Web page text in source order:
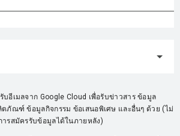
บอีเมลจาก Google Cloud เพื่อรับข่าวสาร ข้อมูล
ตภัณฑ์ ข้อมูลกิจกรรม ข้อเสนอพิเศษ และอื่นๆ ด้วย (ไม่
ารสมัครรับข้อมูลได้ในภายหลัง)